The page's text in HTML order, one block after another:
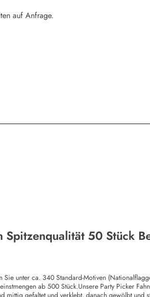
auf Anfrage.
Spitzenqualität 50 Stück
unter ca. 340 Standard-Motiven
ab 500 Stück.Unsere Party Picker
mittig gefaltet und verklebt, danach gewölbt und